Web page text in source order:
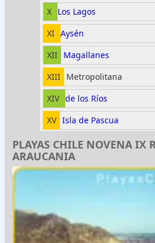
X Los Lagos
XI Aysén
XII
Magallanes
XIII Metropolitana
XIV de los Ríos
XV Isla de Pascua
PLAYAS CHILE NOVENA IX
ARAUCANIA